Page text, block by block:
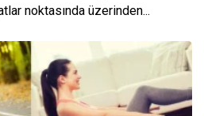
noktasında üzerinden...